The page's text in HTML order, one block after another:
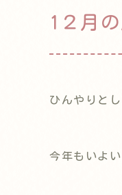
1２月
ひんやりと
今年もいよ